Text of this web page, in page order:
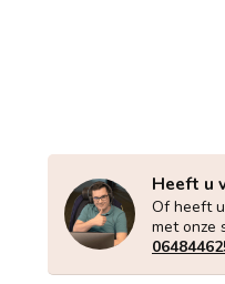
Heeft u
Of heeft
met onze